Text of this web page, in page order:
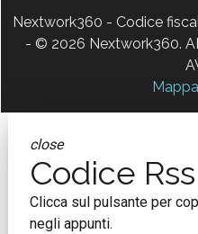
Nextwork360 - Codice
- © 2026 Nextwork360.
close
Codice Rss
Clicca sul pulsante per
negli appunti.